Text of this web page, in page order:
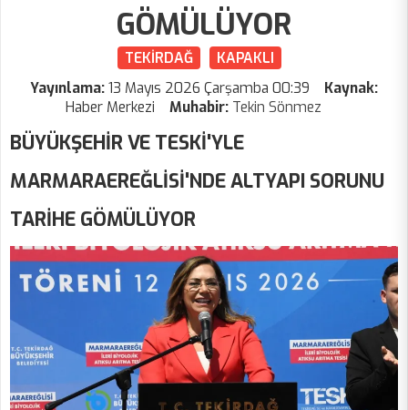
GÖMÜLÜYOR
TEKİRDAĞ
KAPAKLI
Yayınlama:13 Mayıs 2026 Çarşamba 00:39
Kaynak:
Haber Merkezi
Muhabir: Tekin Sönmez
BÜYÜKŞEHİR VE TESKİ'YLE
MARMARAEREĞLİSİ'NDE ALTYAPI SORUNU
TARİHE GÖMÜLÜYOR